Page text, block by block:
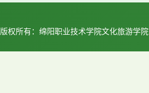
版权所有：绵阳职业技术学院文化旅游学院